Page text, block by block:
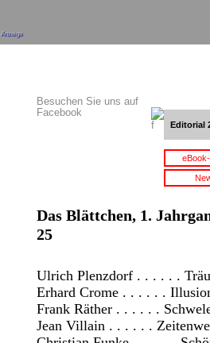
Anzeige
Besuchen Sie uns auf
Facebook
Editorial
Das Blättchen, 1.
25
Ulrich Plenzdorf . . . . . .
Erhard Crome . . . . . .
Frank Räther . . . . . .
Jean Villain . . . . . .